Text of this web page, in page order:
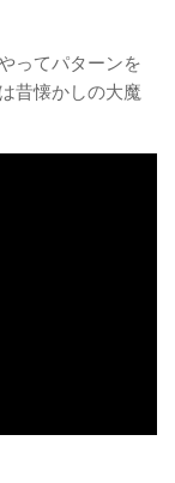
ってパターンを
昔懐かしの大魔